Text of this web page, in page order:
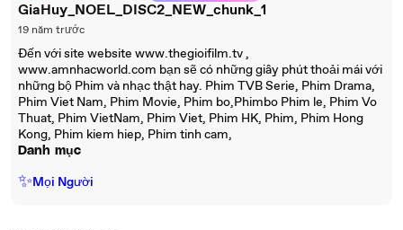
GiaHuy_NOEL_DISC2_NEW_chunk_1
19 năm trước
Đến với site website www.thegioifilm.tv ,
www.amnhacworld.com bạn sẽ có những giây phút thoải mái với
những bộ Phim và nhạc thật hay. Phim TVB Serie, Phim Drama,
Phim Viet Nam, Phim Movie, Phim bo,Phimbo Phim le, Phim Vo
Thuat, Phim VietNam, Phim Viet, Phim HK, Phim, Phim Hong
Kong, Phim kiem hiep, Phim tinh cam,
Danh mục
✨Mọi Người